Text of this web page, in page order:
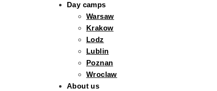
Day camps
Warsaw
Krakow
Lodz
Lublin
Poznan
Wroclaw
About us